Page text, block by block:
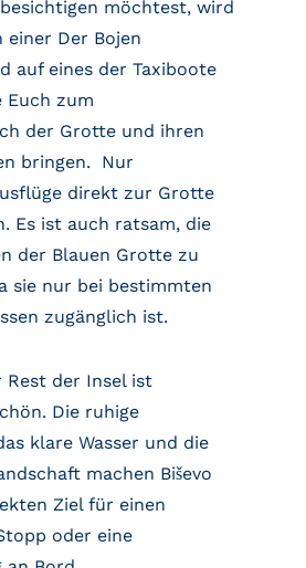
möchtest, wird
einer Der Bojen
auf eines der Taxiboote
Euch zum
der Grotte und ihren
bringen. Nur
direkt zur Grotte
Es ist auch ratsam, die
der Blauen Grotte zu
sie nur bei bestimmten
zugänglich ist.
Rest der Insel ist
Die ruhige
klare Wasser und die
machen Biševo
Ziel für einen
oder eine